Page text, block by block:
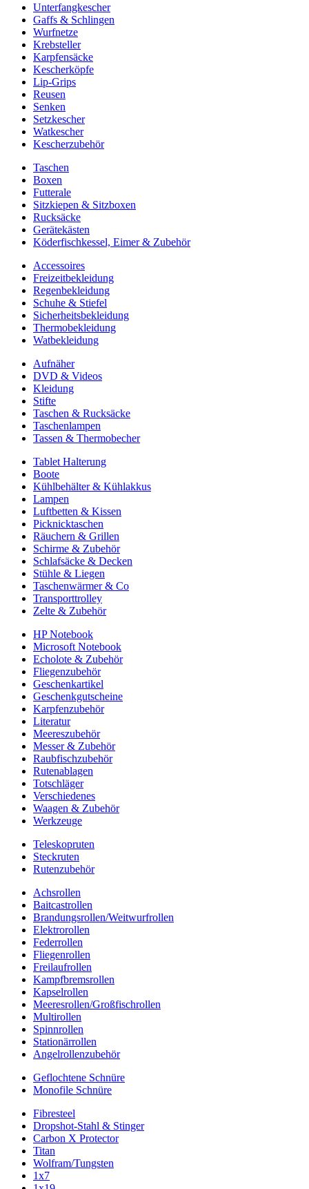
Unterfangkescher
Gaffs & Schlingen
Wurfnetze
Krebsteller
Karpfensäcke
Kescherköpfe
Lip-Grips
Reusen
Senken
Setzkescher
Watkescher
Kescherzubehör
Taschen
Boxen
Futterale
Sitzkiepen & Sitzboxen
Rucksäcke
Gerätekästen
Köderfischkessel, Eimer & Zubehör
Accessoires
Freizeitbekleidung
Regenbekleidung
Schuhe & Stiefel
Sicherheitsbekleidung
Thermobekleidung
Watbekleidung
Aufnäher
DVD & Videos
Kleidung
Stifte
Taschen & Rucksäcke
Taschenlampen
Tassen & Thermobecher
Tablet Halterung
Boote
Kühlbehälter & Kühlakkus
Lampen
Luftbetten & Kissen
Picknicktaschen
Räuchern & Grillen
Schirme & Zubehör
Schlafsäcke & Decken
Stühle & Liegen
Taschenwärmer & Co
Transporttrolley
Zelte & Zubehör
HP Notebook
Microsoft Notebook
Echolote & Zubehör
Fliegenzubehör
Geschenkartikel
Geschenkgutscheine
Karpfenzubehör
Literatur
Meereszubehör
Messer & Zubehör
Raubfischzubehör
Rutenablagen
Totschläger
Verschiedenes
Waagen & Zubehör
Werkzeuge
Teleskopruten
Steckruten
Rutenzubehör
Achsrollen
Baitcastrollen
Brandungsrollen/Weitwurfrollen
Elektrorollen
Federrollen
Fliegenrollen
Freilaufrollen
Kampfbremsrollen
Kapselrollen
Meeresrollen/Großfischrollen
Multirollen
Spinnrollen
Stationärrollen
Angelrollenzubehör
Geflochtene Schnüre
Monofile Schnüre
Fibresteel
Dropshot-Stahl & Stinger
Carbon X Protector
Titan
Wolfram/Tungsten
1x7